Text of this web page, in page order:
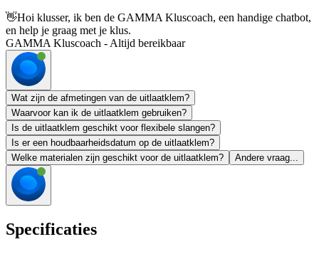
👋Hoi klusser, ik ben de GAMMA Kluscoach, een handige chatbot,
en help je graag met je klus.
GAMMA Kluscoach - Altijd bereikbaar
Wat zijn de afmetingen van de uitlaatklem?
Waarvoor kan ik de uitlaatklem gebruiken?
Is de uitlaatklem geschikt voor flexibele slangen?
Is er een houdbaarheidsdatum op de uitlaatklem?
Welke materialen zijn geschikt voor de uitlaatklem?
Andere vraag...
Specificaties